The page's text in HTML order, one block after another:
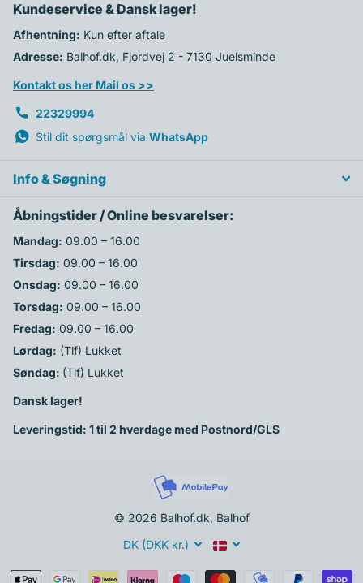
Kundeservice & Dansk lager!
Afhentning: Kun efter aftale
Adresse: Balhof.dk, Fjordvej 2 - 7130 Juelsminde
Kontakt os her Mail os >>
22329994
Stil dit spørgsmål via WhatsApp
Info & Søgning
Åbningstider / Online besvarelser:
Mandag: 09.00 – 16.00
Tirsdag: 09.00 – 16.00
Onsdag: 09.00 – 16.00
Torsdag: 09.00 – 16.00
Fredag: 09.00 – 16.00
Lørdag: (Tlf) Lukket
Søndag: (Tlf) Lukket
Dansk lager!
Leveringstid: 1 til 2 hverdage med Postnord/GLS
© 2026 Balhof.dk, Balhof
DK (DKK kr.)